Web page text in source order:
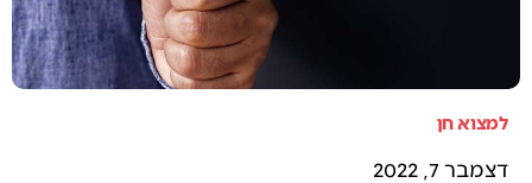
למצוא חן
דצמבר 7, 2022